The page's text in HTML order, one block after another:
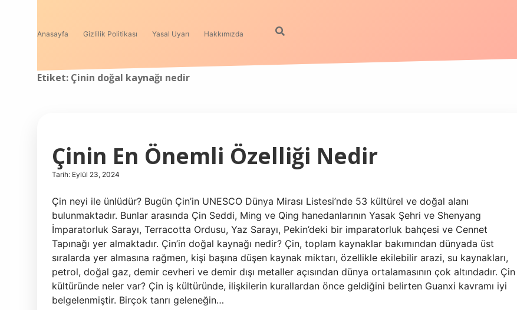
Anasayfa Gizlilik Politikası Yasal Uyarı Hakkımızda
Etiket: Çinin doğal kaynağı nedir
Çinin En Önemli Özelliği Nedir
Tarih: Eylül 23, 2024
Çin neyi ile ünlüdür? Bugün Çin’in UNESCO Dünya Mirası Listesi’nde 53 kültürel ve doğal alanı
bulunmaktadır. Bunlar arasında Çin Seddi, Ming ve Qing hanedanlarının Yasak Şehri ve Shenyang
İmparatorluk Sarayı, Terracotta Ordusu, Yaz Sarayı, Pekin’deki bir imparatorluk bahçesi ve Cennet
Tapınağı yer almaktadır. Çin’in doğal kaynağı nedir? Çin, toplam kaynaklar bakımından dünyada üst
sıralarda yer almasına rağmen, kişi başına düşen kaynak miktarı, özellikle ekilebilir arazi, su kaynakları,
petrol, doğal gaz, demir cevheri ve demir dışı metaller açısından dünya ortalamasının çok altındadır. Çin
kültüründe neler var? Çin iş kültüründe, ilişkilerin kurallardan önce geldiğini belirten Guanxi kavramı iyi
belgelenmiştir. Birçok tanrı geleneğin…